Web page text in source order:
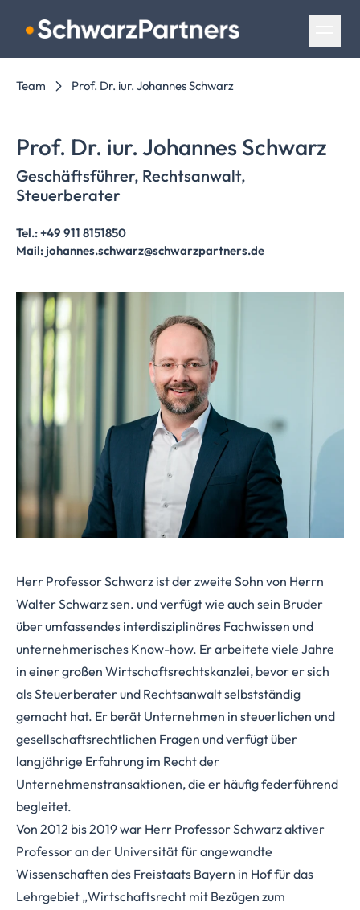
Navigation überspringen
Team Prof. Dr. iur. Johannes Schwarz
Prof. Dr. iur. Johannes Schwarz
Geschäftsführer, Rechtsanwalt,
Steuerberater
Tel.: +49 911 8151850
Mail: johannes.schwarz@schwarzpartners.de
Herr Professor Schwarz ist der zweite Sohn von Herrn
Walter Schwarz sen. und verfügt wie auch sein Bruder
über umfassendes interdisziplinäres Fachwissen und
unternehmerisches Know-how. Er arbeitete viele Jahre
in einer großen Wirtschaftsrechtskanzlei, bevor er sich
als Steuerberater und Rechtsanwalt selbstständig
gemacht hat. Er berät Unternehmen in steuerlichen und
gesellschaftsrechtlichen Fragen und verfügt über
langjährige Erfahrung im Recht der
Unternehmenstransaktionen, die er häufig federführend
begleitet.
Von 2012 bis 2019 war Herr Professor Schwarz aktiver
Professor an der Universität für angewandte
Wissenschaften des Freistaats Bayern in Hof für das
Lehrgebiet „Wirtschaftsrecht mit Bezügen zum